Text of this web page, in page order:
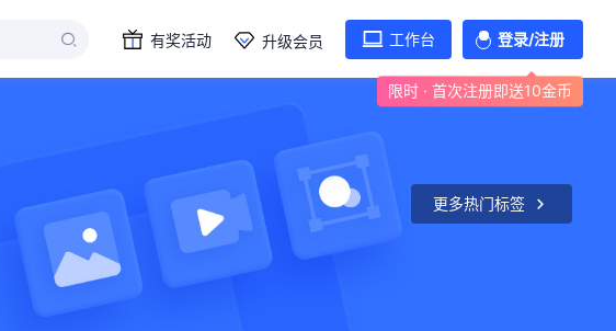
有奖活动 升级会员 工作台 登录/注册
限时 · 首次注册即送10金币
更多热门标签